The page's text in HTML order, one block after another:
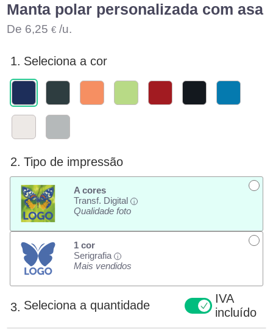
Manta polar personalizada com asa
De 6,25 € /u.
1. Seleciona a cor
2. Tipo de impressão
A cores
Transf. Digital
i
Qualidade foto
1 cor
Serigrafia
i
Mais vendidos
3. Seleciona a quantidade
IVA
incluído